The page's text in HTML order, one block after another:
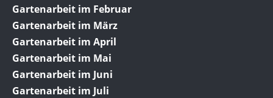
Gartenarbeit im Februar
Gartenarbeit im März
Gartenarbeit im April
Gartenarbeit im Mai
Gartenarbeit im Juni
Gartenarbeit im Juli